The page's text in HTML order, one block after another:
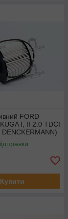
FORD
I, II 2.0 TDCI
Купити